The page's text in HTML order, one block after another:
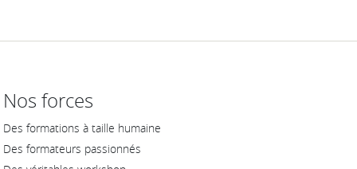
Nos forces
Des formations à taille humaine
Des formateurs passionnés